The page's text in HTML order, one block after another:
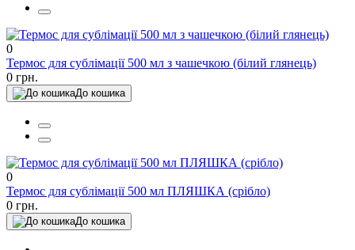
0
Термос для сублімації 500 мл з чашечкою (білий глянець)
0 грн.
До кошика
0
Термос для сублімації 500 мл ПЛЯШКА (срібло)
0 грн.
До кошика